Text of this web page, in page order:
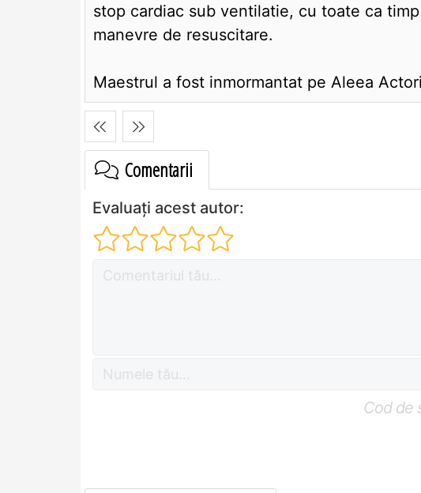
stop cardiac sub ventilatie, cu toate ca
manevre de resuscitare.
Maestrul a fost inmormantat pe Aleea
Comentarii
Evaluați acest autor:
Cod de